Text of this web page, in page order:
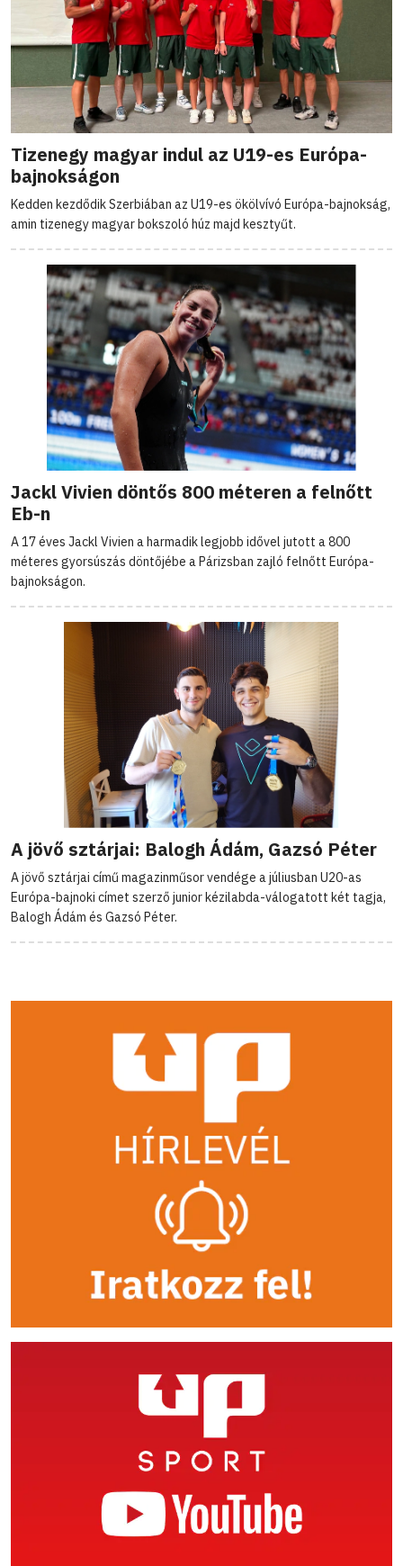
Tizenegy magyar indul az U19-es Európa-
bajnokságon
Kedden kezdődik Szerbiában az U19-es ökölvívó Európa-bajnokság,
amin tizenegy magyar bokszoló húz majd kesztyűt.
Jackl Vivien döntős 800 méteren a felnőtt
Eb-n
A 17 éves Jackl Vivien a harmadik legjobb idővel jutott a 800
méteres gyorsúszás döntőjébe a Párizsban zajló felnőtt Európa-
bajnokságon.
A jövő sztárjai: Balogh Ádám, Gazsó Péter
A jövő sztárjai című magazinműsor vendége a júliusban U20-as
Európa-bajnoki címet szerző junior kézilabda-válogatott két tagja,
Balogh Ádám és Gazsó Péter.